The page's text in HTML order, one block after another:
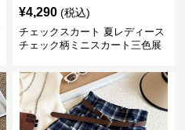
¥4,290 (税込)
チェックスカート 夏レディース
チェック柄ミニスカート三色展